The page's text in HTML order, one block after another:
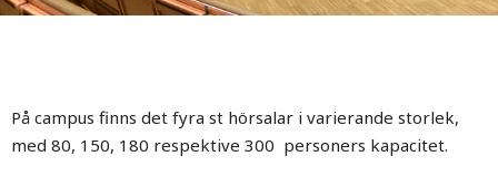
På campus finns det fyra st hörsalar i varierande storlek,
med 80, 150, 180 respektive 300 personers kapacitet.